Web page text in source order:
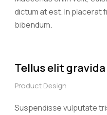
dictum at est. In placerat
bibendum.
Tellus elit gravida
Product Design
Suspendisse vulputate